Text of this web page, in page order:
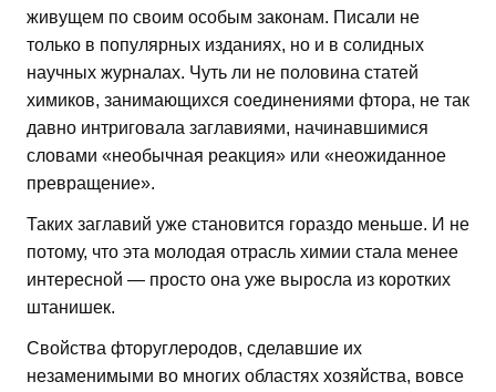
живущем по своим особым законам. Писали не
только в популярных изданиях, но и в солидных
научных журналах. Чуть ли не половина статей
химиков, занимающихся соединениями фтора, не так
давно интриговала заглавиями, начинавшимися
словами «необычная реакция» или «неожиданное
превращение».
Таких заглавий уже становится гораздо меньше. И не
потому, что эта молодая отрасль химии стала менее
интересной — просто она уже выросла из коротких
штанишек.
Свойства фторуглеродов, сделавшие их
незаменимыми во многих областях хозяйства, вовсе